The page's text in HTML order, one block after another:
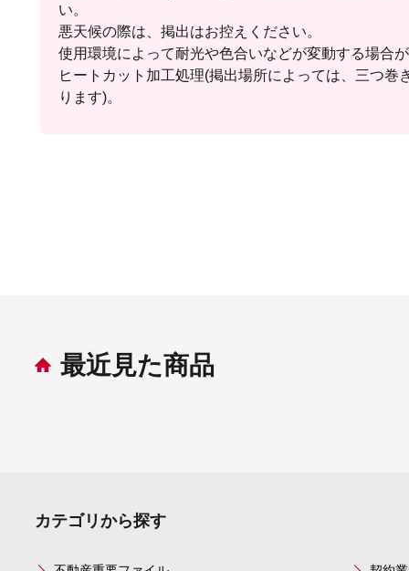
い。
悪天候の際は、掲出はお控えください。
使用環境によって耐光や色合いなどが変動する場合
ヒートカット加工処理(掲出場所によっては、三つ巻
ります)。
最近見た商品
カテゴリから探す